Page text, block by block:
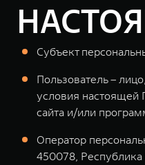
Субъект
Пользователь –
условия настоящей
сайта и/или
Оператор
450078,